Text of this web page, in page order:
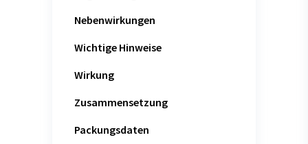
Nebenwirkungen
Wichtige Hinweise
Wirkung
Zusammensetzung
Packungsdaten